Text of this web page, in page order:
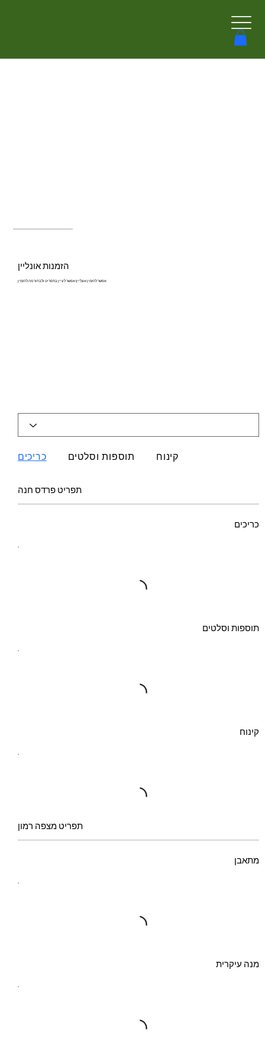
הזמנות אונליין
אפשר להזמין אונליין! אפשר לעיין בתפריט ולבחור מה להזמין
תפריט פרדס חנה
כריכים
תוספות וסלטים
קינוח
תפריט מצפה רמון
מתאבן
מנה עיקרית
כריכים תוספות וסלטים קינוח